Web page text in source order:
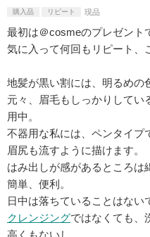
購入品 リピート 現品
最初は＠cosmeのプレゼント
気に入って何回もリピート、
地髪が黒い割には、明るめの
元々、眉毛もしっかりしてい
用中。
不器用な私には、ペンタイプ
眉尻も流すように描けます。
はみ出しが感があるところは
簡単、便利。
日中は落ちていることはない
クレンジングではなくても、
高くもないし。